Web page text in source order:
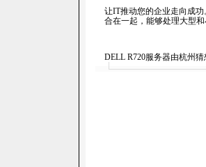
让IT推动您的企业走向成
合在一起，能够处理大型
DELL R720服务器由杭州